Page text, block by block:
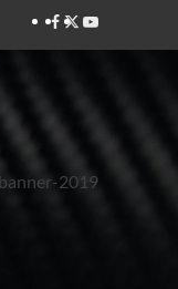
Facebook
TwitterYoutube